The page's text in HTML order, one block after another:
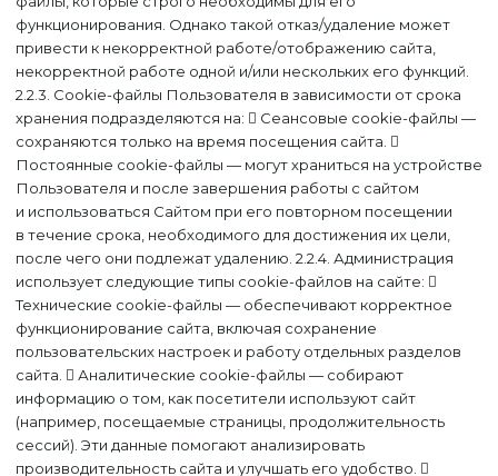
функционирования. Однако такой отказ/удаление может
привести к некорректной работе/отображению сайта,
некорректной работе одной и/или нескольких его функций.
2.2.3. Cookie-файлы Пользователя в зависимости от срока
хранения подразделяются на:  Сеансовые cookie-файлы —
сохраняются только на время посещения сайта. 
Постоянные cookie-файлы — могут храниться на устройстве
Пользователя и после завершения работы с сайтом
и использоваться Сайтом при его повторном посещении
в течение срока, необходимого для достижения их цели,
после чего они подлежат удалению. 2.2.4. Администрация
использует следующие типы cookie-файлов на сайте: 
Технические cookie-файлы — обеспечивают корректное
функционирование сайта, включая сохранение
пользовательских настроек и работу отдельных разделов
сайта.  Аналитические cookie-файлы — собирают
информацию о том, как посетители используют сайт
(например, посещаемые страницы, продолжительность
сессий). Эти данные помогают анализировать
производительность сайта и улучшать его удобство. 